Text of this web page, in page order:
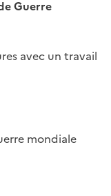
Guerre
avec un travail
mondiale